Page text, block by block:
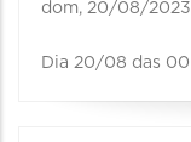
dom, 20/08/
Dia 20/08 das